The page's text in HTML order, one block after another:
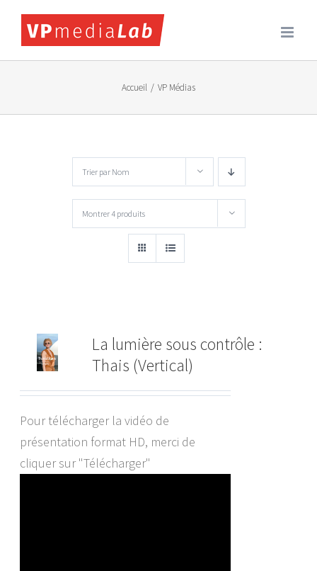
Accueil / VP Médias
Trier par Nom
Montrer 4 produits
La lumière sous contrôle :
Thais (Vertical)
Pour télécharger la vidéo de
présentation format HD, merci de
cliquer sur "Télécharger"